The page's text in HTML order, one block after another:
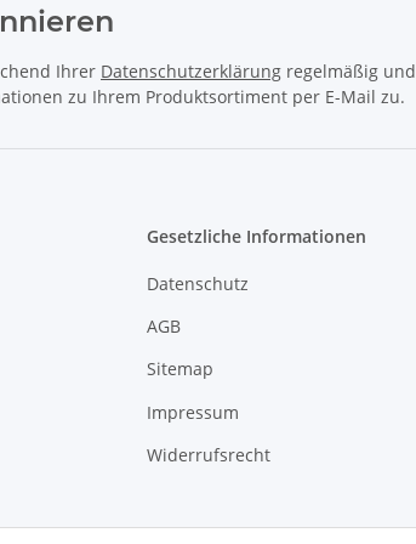
Ihrer Datenschutzerklärung regelmäßig und
zu Ihrem Produktsortiment per E-Mail zu.
Gesetzliche Informationen
Datenschutz
AGB
Sitemap
Impressum
Widerrufsrecht